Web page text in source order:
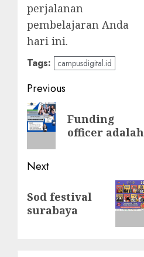
perjalanan
pembelajaran Anda
hari ini.
Tags: campusdigital.id
Post
navigation
Previous
Previous
post:
Funding
officer adalah
Next
post:
Sod festival
surabaya